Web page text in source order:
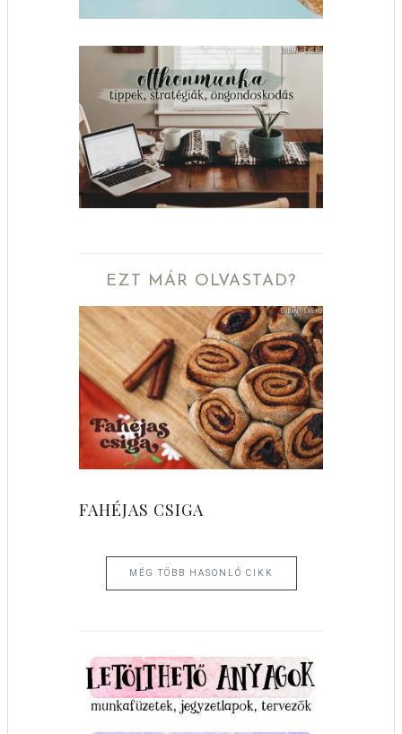
EZT MÁR OLVASTAD?
FAHÉJAS CSIGA
MÉG TÖBB HASONLÓ CIKK